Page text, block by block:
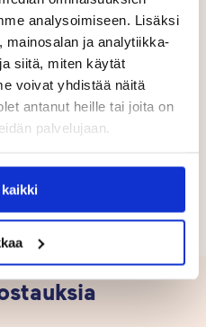
analysoimiseen. Lisäksi
mainosalan ja analytiikka-
siitä, miten käytät
voivat yhdistää näitä
antanut heille tai joita on
palvelujaan.
ta
ja kannustamalla
osallistumaan
järjestämiin
olivat
jonka järjesti